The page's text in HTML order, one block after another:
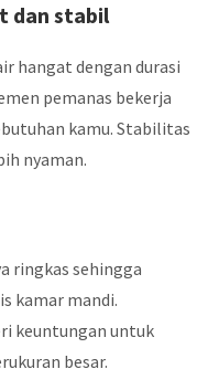
dan stabil
hangat dengan durasi
pemanas bekerja
kamu. Stabilitas
nyaman.
ringkas sehingga
kamar mandi.
keuntungan untuk
besar.